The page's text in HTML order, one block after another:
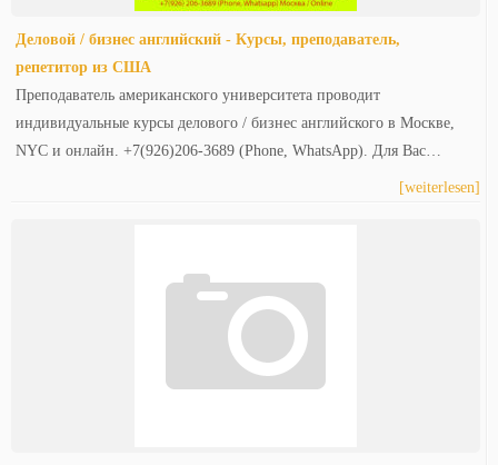
Деловой / бизнес английский - Курсы, преподаватель,
репетитор из США
Преподаватель американского университета проводит
индивидуальные курсы делового / бизнес английского в Москве,
NYC и онлайн. +7(926)206-3689 (Phone, WhatsApp). Для Вас…
[weiterlesen]